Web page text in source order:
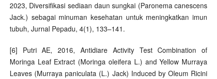
2023, Diversifikasi sediaan daun sungkai (Paronema canescens
Jack.) sebagai minuman kesehatan untuk meningkatkan imun
tubuh, Jurnal Pepadu, 4(1), 133–141.
[6] Putri AE, 2016, Antidiare Activity Test Combination of
Moringa Leaf Extract (Moringa oleifera L.) and Yellow Murraya
Leaves (Murraya paniculata (L.) Jack) Induced by Oleum Ricini